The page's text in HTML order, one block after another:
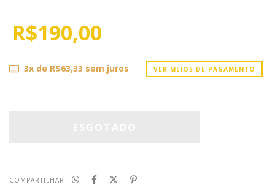
R$190,00
3x de R$63,33 sem juros VER MEIOS DE PAGAMENTO
COMPARTILHAR